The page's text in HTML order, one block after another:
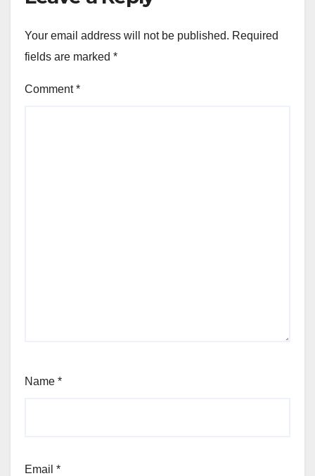
Your email address will not be published. Required
fields are marked *
Comment*
Name *
Email *